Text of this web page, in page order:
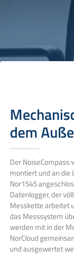
dem
Der
montiert und an
Nor1545
Datenlogger, der
Messkette arbeitet
das Messsystem
werden mit in der
NorCloud
und ausgewertet